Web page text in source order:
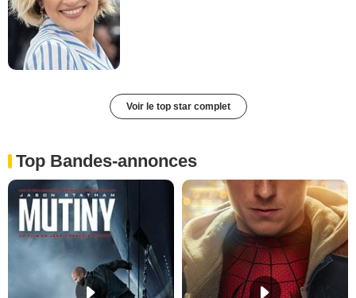
Voir le top star complet
Top Bandes-annonces